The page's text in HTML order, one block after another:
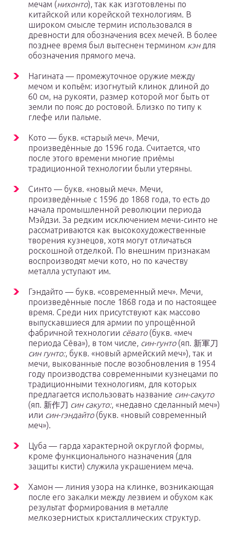
мечам (нихонто), так как изготовлены по
китайской или корейской технологиям. В
широком смысле термин использовался в
древности для обозначения всех мечей. В более
позднее время был вытеснен термином кэндля
обозначения прямого меча.
Нагината — промежуточное оружие между
мечом и копьём: изогнутый клинок длиной до
60 см, на рукояти, размер которой мог быть от
земли по пояс до ростовой. Близко по типу к
глефе или пальме.
Кото — букв. «старый меч». Мечи,
произведённые до 1596 года. Считается, что
после этого времени многие приёмы
традиционной технологии были утеряны.
Синто — букв. «новый меч». Мечи,
произведённые с 1596 до 1868 года, то есть до
начала промышленной революции периода
Мэйдзи. За редким исключением мечи-синто не
рассматриваются как высокохудожественные
творения кузнецов, хотя могут отличаться
роскошной отделкой. По внешним признакам
воспроизводят мечи кото, но по качеству
металла уступают им.
Гэндайто — букв. «современный меч». Мечи,
произведённые после 1868 года и по настоящее
время. Среди них присутствуют как массово
выпускавшиеся для армии по упрощённой
фабричной технологии сёвато(букв. «меч
периода Сёва»), в том числе, син-гунто(яп. 新軍刀
син гунто:, букв. «новый армейский меч»), так и
мечи, выкованные после возобновления в 1954
году производства современными кузнецами по
традиционными технологиям, для которых
предлагается использовать название син-сакуто
(яп. 新作刀 син сакуто:, «недавно сделанный меч»)
или син-гэндайто(букв. «новый современный
меч»).
Цуба — гарда характерной округлой формы,
кроме функционального назначения (для
защиты кисти) служила украшением меча.
Хамон — линия узора на клинке, возникающая
после его закалки между лезвием и обухом как
результат формирования в металле
мелкозернистых кристаллических структур.